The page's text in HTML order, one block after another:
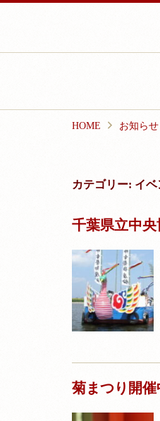
HOME お知らせ
カテゴリー: イベ
千葉県立中央
菊まつり開催